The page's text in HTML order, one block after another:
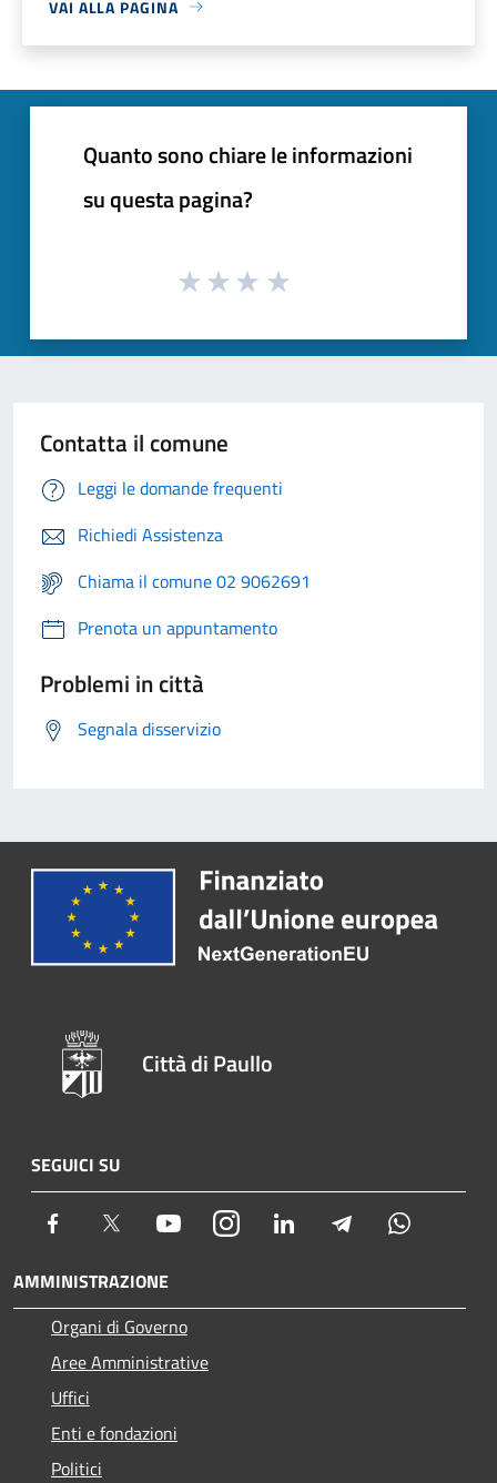
VAI ALLA PAGINA
Quanto sono chiare le informazioni
su questa pagina?
Contatta il comune
Leggi le domande frequenti
Richiedi Assistenza
Chiama il comune 02 9062691
Prenota un appuntamento
Problemi in città
Segnala disservizio
Città di Paullo
SEGUICI SU
Facebook Twitter YoutubeInstagram LinkedIn Telegram
AMMINISTRAZIONE
Organi di Governo
Aree Amministrative
Uffici
Enti e fondazioni
Politici